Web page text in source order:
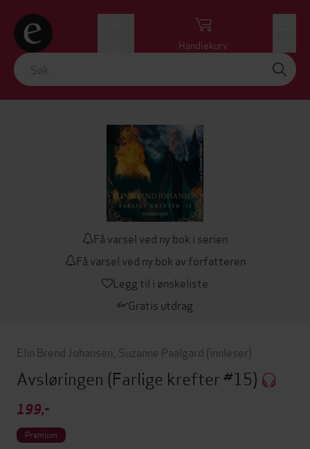
Handlekurv
Få varsel ved ny bok i serien
Få varsel ved ny bok av forfatteren
Legg til i ønskeliste
Gratis utdrag
Elin Brend Johansen Suzanne Paalgard (innleser)
Avsløringen (Farlige krefter #15)
199,-
Premium